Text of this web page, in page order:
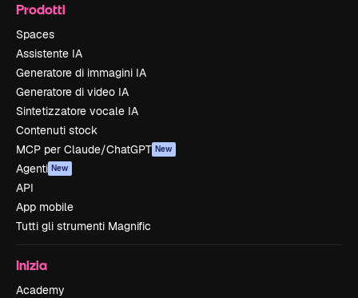
Prodotti
Spaces
Assistente IA
Generatore di immagini IA
Generatore di video IA
Sintetizzatore vocale IA
Contenuti stock
MCP per Claude/ChatGPT New
Agenti New
API
App mobile
Tutti gli strumenti Magnific
Inizia
Academy